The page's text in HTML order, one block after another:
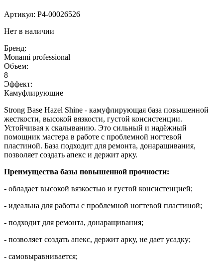
Артикул: P4-00026526
Нет в наличии
Бренд:
Monami professional
Объем:
8
Эффект:
Камуфлирующие
Strong Вase Hazel Shine - камуфлирующая база повышенной
жесткости, высокой вязкости, густой консистенции.
Устойчивая к скалыванию. Это сильный и надёжный
помощник мастера в работе с проблемной ногтевой
пластиной. База подходит для ремонта, донаращивания,
позволяет создать апекс и держит арку.
Преимущества базы повышенной прочности:
- обладает высокой вязкостью и густой консистенцией;
- идеальна для работы с проблемной ногтевой пластиной;
- подходит для ремонта, донаращивания;
- позволяет создать апекс, держит арку, не дает усадку;
- самовыравнивается;